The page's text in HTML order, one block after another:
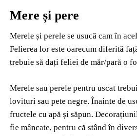
Mere și pere
Merele și perele se usucă cam în
Felierea lor este oarecum diferită
trebuie să dați feliei de măr/pară o
Merele sau perele pentru uscat
lovituri sau pete negre. Înainte de
fructele cu apă și săpun.
fie mâncate, pentru că stând în